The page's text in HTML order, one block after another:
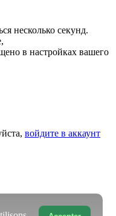
несколько секунд.
в настройках вашего
войдите в аккаунт